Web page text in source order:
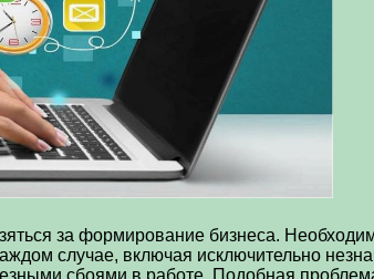
за формирование бизнеса.
случае, включая исключительно
сбоями в работе. Подобная